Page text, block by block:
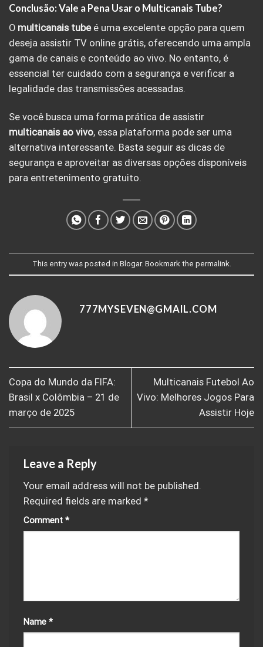
Conclusão: Vale a Pena Usar o Multicanais Tube?
O multicanais tubeé uma excelente opção para quem
deseja assistir TV online grátis, oferecendo uma ampla
gama de canais e conteúdo ao vivo. No entanto, é
essencial ter cuidado com a segurança e verificar a
legalidade das transmissões acessadas.
Se você busca uma forma prática de assistir
multicanais ao vivo, essa plataforma pode ser uma
alternativa interessante. Basta seguir as dicas de
segurança e aproveitar as diversas opções disponíveis
para entretenimento gratuito.
This entry was posted in Blogar. Bookmark the permalink
777MYSEVEN@GMAIL.COM
Copa do Mundo da FIFA:
Brasil x Colômbia – 21 de
março de 2025
Multicanais Futebol Ao
Vivo: Melhores Jogos Para
Assistir Hoje
Leave a Reply
Your email address will not be published.
Required fields are marked *
Comment *
Name *